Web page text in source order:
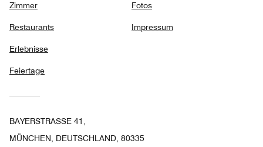
Zimmer
Restaurants
Erlebnisse
Feiertage
Fotos
Impressum
BAYERSTRASSE 41,
MÜNCHEN, DEUTSCHLAND, 80335